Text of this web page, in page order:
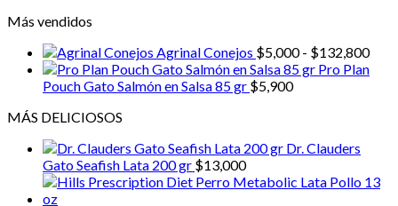
Más vendidos
Agrinal Conejos $5,000 - $132,800
de
Pro Plan
Pouch Gato Salmón en Salsa 85 gr $5,900
MÁS DELICIOSOS
Dr. Clauders
Gato Seafish Lata 200 gr $13,000